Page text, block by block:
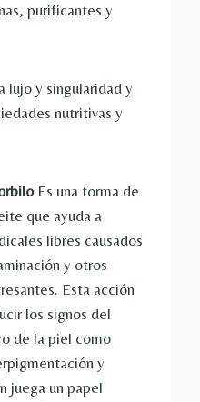
purificantes y
lujo y singularidad y
nutritivas y
Es una forma de
que ayuda a
libres causados
y otros
Esta acción
los signos del
de la piel como
y
juega un papel